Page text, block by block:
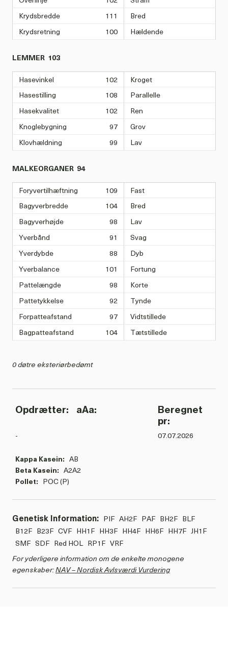
Krydsbredde
111
Bred
Krydsretning
100 Hældende
LEMMER 103
Hasevinkel 102
Kroget
Hasestilling
108
Parallelle
Hasekvalitet
102
Ren
Knoglebygning
97
Grov
Klovhældning
99 Lav
MALKEORGANER 94
Foryvertilhæftning 109
Fast
Bagyverbredde
104
Bred
Bagyverhøjde
98
Lav
Yverbånd
91
Svag
Yverdybde
88
Dyb
Yverbalance
101
Fortung
Pattelængde
98
Korte
Pattetykkelse
92
Tynde
Forpatteafstand
97
Vidtstillede
Bagpatteafstand
104 Tætstillede
0 døtre eksteriørbedømt
Opdrætter: aAa:
Beregnet
pr:
- 07.07.2026
Kappa Kasein: AB
Beta Kasein: A2A2
Pollet: POC (P)
Genetisk Information: PIF AH2F PAF BH2F BLF
B12F B23F CVF HH1F HH3F HH4F HH6F HH7F JH1F
SMF SDF Red HOL RP1F VRF
For yderligere information om de enkelte monogene
egenskaber:NAV – Nordisk Avlsværdi Vurdering